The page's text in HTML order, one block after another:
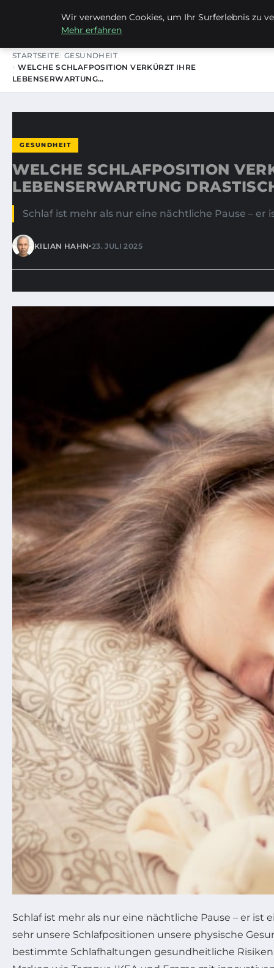
LIEBRECHTS PORTFOLIO
STARTSEITE GESUNDHEIT
WELCHE SCHLAFPOSITION VERKÜRZT IHRE
LEBENSERWARTUNG…
GESUNDHEIT
WELCHE SCHLAFPOSITION
LEBENSERWARTUNG
Schlaf ist mehr als nur eine nächtliche Pause –
KILIAN HAHN•23. JULI 2025
Schlaf ist mehr als nur eine nächtliche Pause – er
sehr unsere Schlafpositionen unsere physische
bestimmte Schlafhaltungen gesundheitliche
Wir verwenden Cookies, um Ihr Surferlebnis zu
Mehr erfahren